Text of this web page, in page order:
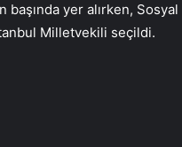
yer alırken, Sosyal
Milletvekili seçildi.